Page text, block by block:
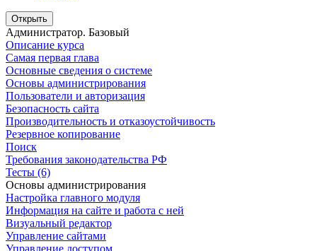
Открыть
Администратор. Базовый
Описание курса
Самая первая глава
Основные сведения о системе
Основы администрирования
Пользователи и авторизация
Безопасность сайта
Производительность и отказоустойчивость
Резервное копирование
Поиск
Требования законодательства РФ
Тесты (6)
Основы администрирования
Настройка главного модуля
Информация на сайте и работа с ней
Визуальный редактор
Управление сайтами
Управление доступом